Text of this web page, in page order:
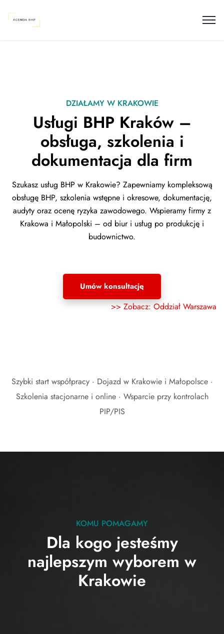
DZIAŁAMY W KRAKOWIE
Usługi BHP Kraków –
obsługa, szkolenia i
dokumentacja dla firm
Szukasz usług BHP w Krakowie? Zapewniamy kompleksową
obsługę BHP, szkolenia wstępne i okresowe, dokumentację,
audyty oraz ocenę ryzyka zawodowego. Wspieramy firmy z
Krakowa i Małopolski – od biur i usług po produkcję i
budownictwo.
Umów konsultację
>> Zobacz: Oddział Warszawa
Szybki start współpracy · Dojazd w Krakowie i Małopolsce ·
Szkolenia stacjonarne i online · Wsparcie przy kontrolach
PIP/PIS
KOMU POMAGAMY
Dla kogo jesteśmy
najlepszym wyborem w
Krakowie